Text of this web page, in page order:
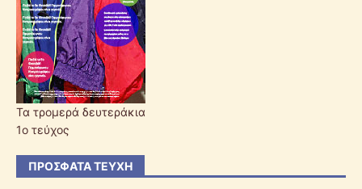
Τα τρομερά δευτεράκια
1ο τεύχος
ΠΡΌΣΦΑΤΑ ΤΕΎΧΗ